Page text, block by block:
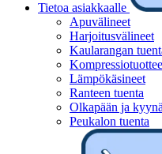
Tietoa asiakkaalle
Apuvälineet
Harjoitusvälineet
Kaularangan
Lämpökäsineet
Ranteen tuenta
Olkapään ja
Peukalon tuenta